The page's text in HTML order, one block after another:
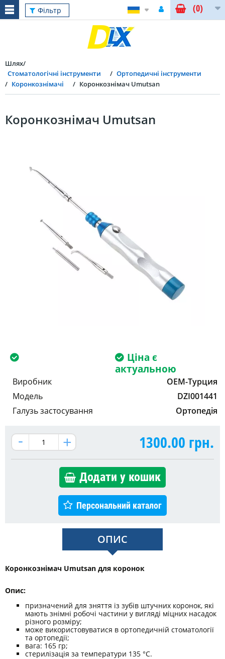
Фільтр (0)
Шлях
Стоматологічні інструменти
Ортопедичні інструменти
Коронкознімачі
Коронкознімач Umutsan
Коронкознімач Umutsan
Ціна є
актуальною
Виробник
OEM-Турция
Модель
DZI001441
Галузь застосування
Ортопедія
1300.00 грн.
Додати у кошик
Персональний каталог
ОПИС
Коронкознімач Umutsan для коронок
Опис:
призначений для зняття із зубів штучних коронок, які
мають знімні робочі частини у вигляді міцних насадок
різного розміру;
може використовуватися в ортопедичній стоматології
та ортопедії;
вага: 165 гр;
стерилізація за температури 135 °С.